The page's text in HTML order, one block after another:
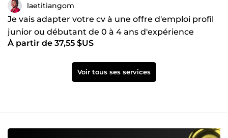
laetitiangom
Je vais adapter votre cv à une offre d'emploi profil
junior ou débutant de 0 à 4 ans d'expérience
À partir de 37,55 $US
Voir tous ses services